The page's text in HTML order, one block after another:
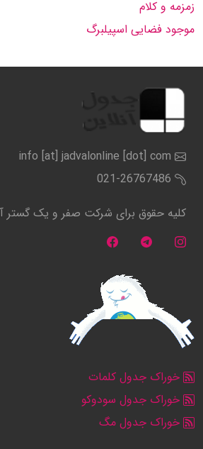
زمزمه و كلام
موجود فضایی اسپیلبرگ
info [at] jadvalonline [dot] com
021-26767486
کلیه حقوق برای شرکت صفر و یک گستر
خوراک جدول کلمات
خوراک جدول سودوکو
خوراک جدول مگ